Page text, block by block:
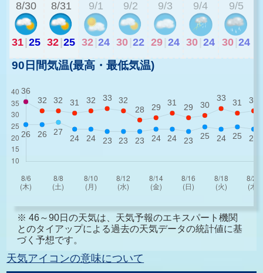
8/30
31 25
8/31
32 25
9/1
32 24
9/2
30 22
9/3
29 24
9/4
30 24
9/5
30 24
90日間気温(最高・最低気温)
※ 46～90日の天気は、天気予報のエキスパート機関
とのタイアップによる過去の天気データの統計値に基
づく予想です。
天気アイコンの意味について